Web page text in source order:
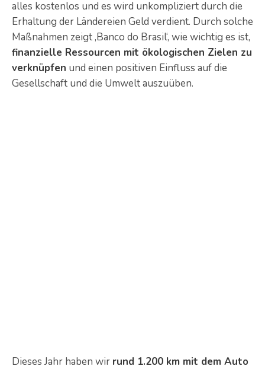
alles kostenlos und es wird unkompliziert durch die
Erhaltung der Ländereien Geld verdient. Durch solche
Maßnahmen zeigt ‚Banco do Brasil‘, wie wichtig es ist,
finanzielle Ressourcen mit ökologischen Zielen zu
verknüpfen und einen positiven Einfluss auf die
Gesellschaft und die Umwelt auszuüben.
Dieses Jahr haben wir rund 1.200 km mit dem Auto